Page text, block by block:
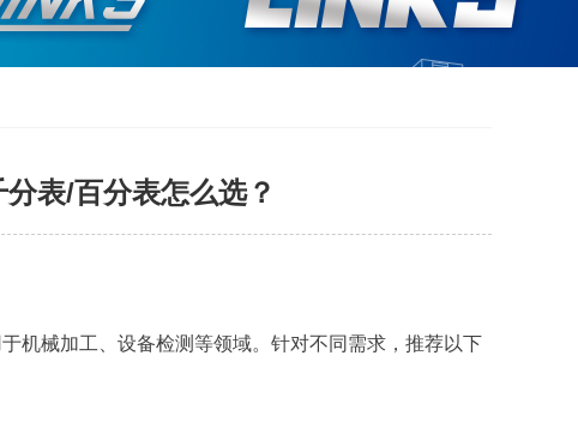
表/百分表怎么选？
机械加工、设备检测等领域。针对不同需求，推荐以下